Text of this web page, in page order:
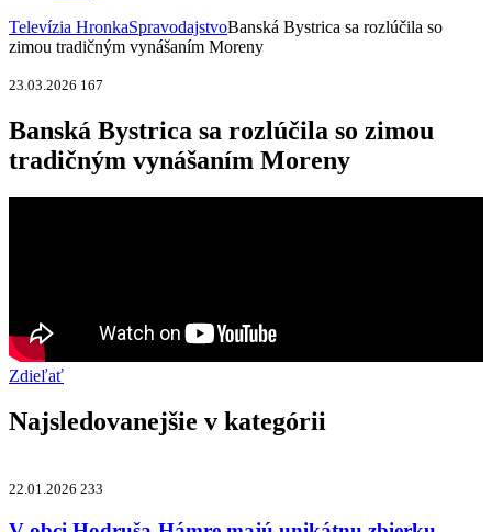
Televízia HronkaSpravodajstvoBanská Bystrica sa rozlúčila so
zimou tradičným vynášaním Moreny
23.03.2026 167
Banská Bystrica sa rozlúčila so zimou
tradičným vynášaním Moreny
Zdieľať
Najsledovanejšie v kategórii
22.01.2026 233